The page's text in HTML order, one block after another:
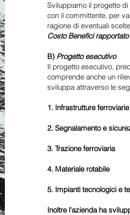
Sviluppiamo il progetto di
con il committente, per
ragione di eventuali
Costo Benefici
B) Progetto esecutivo
Il progetto esecutivo,
comprende anche un
sviluppa attraverso le
1. Infrastrutture ferroviarie
2. Segnalamento e
3. Trazione ferroviaria
4. Materiale rotabile
5. Impianti tecnologici e
Inoltre l'azienda ha